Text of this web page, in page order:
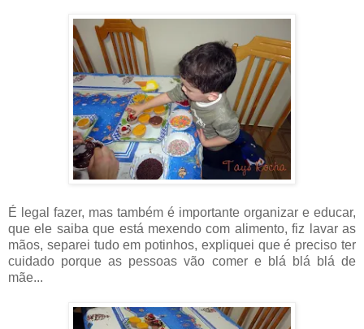
É legal fazer, mas também é importante organizar e educar,
que ele saiba que está mexendo com alimento, fiz lavar as
mãos, separei tudo em potinhos, expliquei que é preciso ter
cuidado porque as pessoas vão comer e blá blá blá de
mãe...